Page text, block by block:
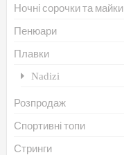
Ночні сорочки та майки
Пенюари
Плавки
Nadizi
Розпродаж
Спортивні топи
Стринги